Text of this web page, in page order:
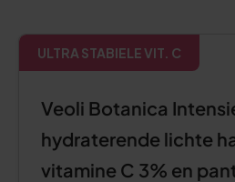
ULTRA STABIELE VIT. C
Veoli Botanica
hydraterende lichte
vitamine C 3% en